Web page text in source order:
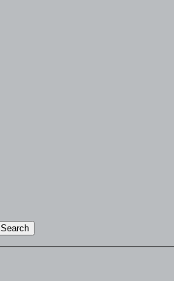
Search